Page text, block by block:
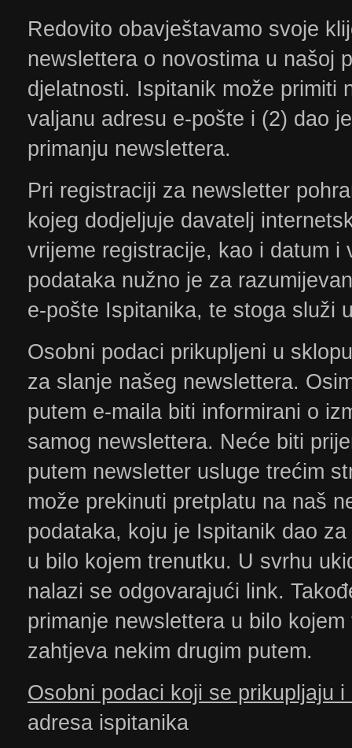
Redovito obavještavamo svoje
newslettera o novostima u našoj
djelatnosti. Ispitanik može primiti
valjanu adresu e-pošte i (2) dao
primanju newslettera.
Pri registraciji za newsletter
kojeg dodjeljuje davatelj
vrijeme registracije, kao i datum i
podataka nužno je za
e-pošte Ispitanika, te stoga služi
Osobni podaci prikupljeni u
za slanje našeg newslettera.
putem e-maila biti informirani o
samog newslettera. Neće biti
putem newsletter usluge trećim
može prekinuti pretplatu na naš
podataka, koju je Ispitanik dao
u bilo kojem trenutku. U svrhu
nalazi se odgovarajući link.
primanje newslettera u bilo
zahtjeva nekim drugim putem.
Osobni podaci koji se prikupljaju
adresa ispitanika